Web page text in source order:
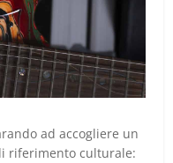
ad accogliere un
riferimento culturale: